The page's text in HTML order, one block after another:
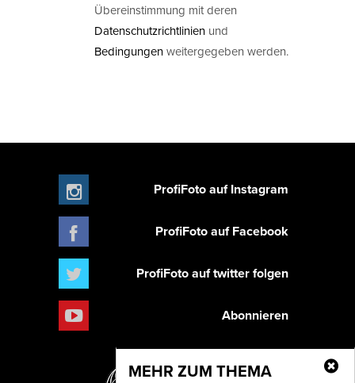
Übereinstimmung mit deren
Datenschutzrichtlinien und
Bedingungenweitergegeben werden.
MEHR ZUM THEMA
ProfiFoto auf Instagram
ProfiFoto auf Facebook
ProfiFoto auf twitter folgen
Abonnieren